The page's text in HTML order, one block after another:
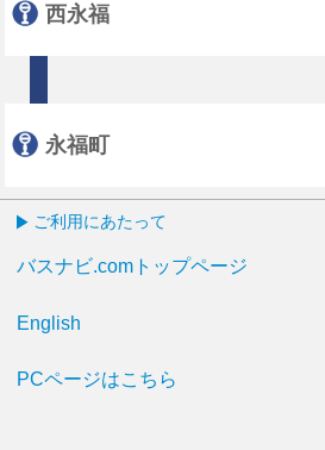
西永福
永福町
ご利用にあたって
バスナビ.comトップページ
English
PCページはこちら